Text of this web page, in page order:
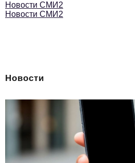
Новости СМИ2
Новости СМИ2
Новости